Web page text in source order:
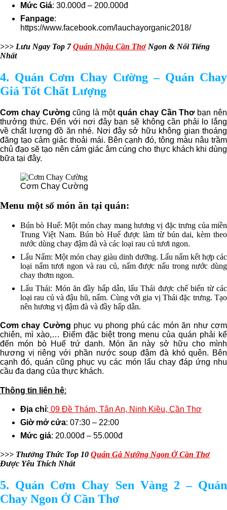
Mức Giá: 30.000đ – 200.000đ
Fanpage:
https://www.facebook.com/lauchayorganic2018/
>>> Lưu Ngay Top 7Quán Nhậu Cần ThơNgon & Nổi Tiếng
Nhất
4. Quán Cơm Chay Cường – Quán Chay
Giá Tốt Chất Lượng
Cơm chay Cường cũng là một quán chay Cần Thơbạn nên
thưởng thức. Đến với nơi đây bạn sẽ không cần phải lo lắng
về chất lượng đồ ăn nhé. Nơi đây sở hữu không gian thoáng
đãng tạo cảm giác thoải mái. Bên cạnh đó, tông màu nâu trầm
chủ đạo sẽ tạo nên cảm giác âm cúng cho thực khách khi dùng
bữa tại đây.
Cơm Chay Cường
Menu một số món ăn tại quán:
Bún bò Huế: Một món chay mang hương vị đặc trưng của miền
Trung Việt Nam. Bún bò Huế được làm từ bún dai, kèm theo
nước dùng chay đậm đà và các loại rau củ tươi ngon.
Lẩu Nấm: Một món chay giàu dinh dưỡng. Lẩu nấm kết hợp các
loại nấm tươi ngon và rau củ, nấm được nấu trong nước dùng
chay thơm ngon.
Lẩu Thái: Món ăn đầy hấp dẫn, lẩu Thái được chế biến từ các
loại rau củ và đậu hũ, nấm. Cùng với gia vị Thái đặc trưng. Tạo
nên hương vị đậm đà và đầy hấp dẫn.
Cơm chay Cường phục vụ phong phú các món ăn như cơm
chiên, mì xào,… Điểm đặc biệt trong menu của quán phải kể
đến món bò Huế trứ danh. Món ăn này sở hữu cho mình
hương vị riêng với phần nước soup đậm đà khó quên. Bên
cạnh đó, quán cũng phục vụ các món lẩu chay đáp ứng nhu
cầu đa dạng của thực khách.
Thông tin liên hệ:
Địa chỉ: 09 Đề Thám, Tân An, Ninh Kiều, Cần Thơ
Giờ mở cửa: 07:30 – 22:00
Mức giá: 20.000đ – 55.000đ
>>> Thưởng Thức Top 10 Quán Gà Nướng Ngon Ở Cần Thơ
Được Yêu Thích Nhất
5. Quán Cơm Chay Sen Vàng 2 – Quán
Chay Ngon Ở Cần Thơ